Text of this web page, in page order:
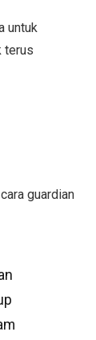
untuk
terus
guardian